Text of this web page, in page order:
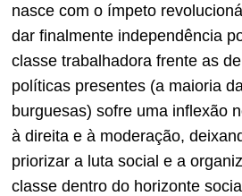
nasce com o ímpeto
dar finalmente independência
classe trabalhadora frente as
políticas presentes (a maioria
burguesas) sofre uma inflexão
à direita e à moderação,
priorizar a luta social e a
classe dentro do horizonte